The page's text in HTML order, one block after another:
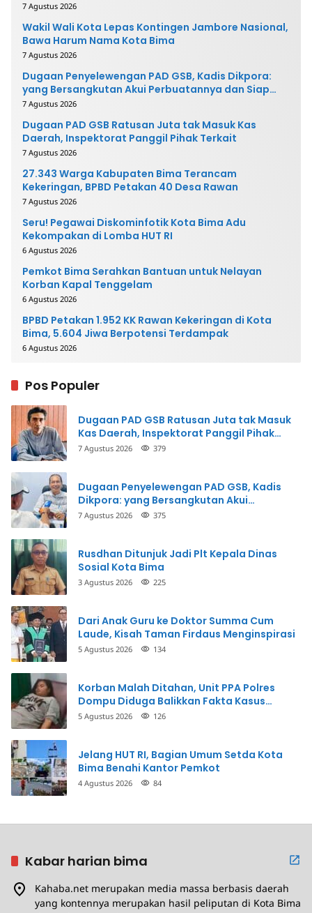
7 Agustus 2026
Wakil Wali Kota Lepas Kontingen Jambore Nasional,
Bawa Harum Nama Kota Bima
7 Agustus 2026
Dugaan Penyelewengan PAD GSB, Kadis Dikpora:
yang Bersangkutan Akui Perbuatannya dan Siap
Mengembalikan Uang
7 Agustus 2026
Dugaan PAD GSB Ratusan Juta tak Masuk Kas
Daerah, Inspektorat Panggil Pihak Terkait
7 Agustus 2026
27.343 Warga Kabupaten Bima Terancam
Kekeringan, BPBD Petakan 40 Desa Rawan
7 Agustus 2026
Seru! Pegawai Diskominfotik Kota Bima Adu
Kekompakan di Lomba HUT RI
6 Agustus 2026
Pemkot Bima Serahkan Bantuan untuk Nelayan
Korban Kapal Tenggelam
6 Agustus 2026
BPBD Petakan 1.952 KK Rawan Kekeringan di Kota
Bima, 5.604 Jiwa Berpotensi Terdampak
6 Agustus 2026
Pos Populer
Dugaan PAD GSB Ratusan Juta tak Masuk
Kas Daerah, Inspektorat Panggil Pihak
Terkait
7 Agustus 2026 379
Dugaan Penyelewengan PAD GSB, Kadis
Dikpora: yang Bersangkutan Akui
Perbuatannya dan Siap Mengembalikan
7 Agustus 2026 375
Rusdhan Ditunjuk Jadi Plt Kepala Dinas
Sosial Kota Bima
3 Agustus 2026 225
Dari Anak Guru ke Doktor Summa Cum
Laude, Kisah Taman Firdaus Menginspirasi
5 Agustus 2026 134
Korban Malah Ditahan, Unit PPA Polres
Dompu Diduga Balikkan Fakta Kasus
Penganiayaan
5 Agustus 2026 126
Jelang HUT RI, Bagian Umum Setda Kota
Bima Benahi Kantor Pemkot
4 Agustus 2026 84
Kabar harian bima
Kahaba.net merupakan media massa berbasis daerah
yang kontennya merupakan hasil peliputan di Kota Bima